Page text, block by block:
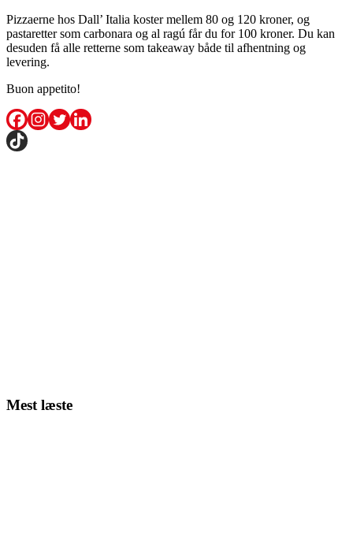
Pizzaerne hos Dall’ Italia koster mellem 80 og 120 kroner, og
pastaretter som carbonara og al ragú får du for 100 kroner. Du kan
desuden få alle retterne som takeaway både til afhentning og
levering.
Buon appetito!
Mest læste